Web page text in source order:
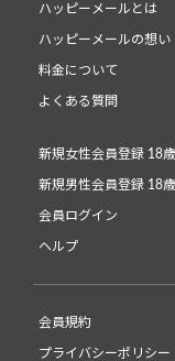
ハッピーメールとは
ハッピーメールの想い
料金について
よくある質問
新規女性会員登録 18
新規男性会員登録 18
会員ログイン
ヘルプ
会員規約
プライバシーポリシー